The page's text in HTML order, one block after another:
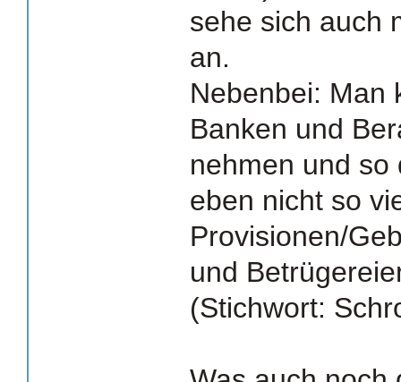
sehe sich auch
an.
Nebenbei: Man
Banken und
nehmen und so
eben nicht so
Provisionen/
und
(Stichwort: